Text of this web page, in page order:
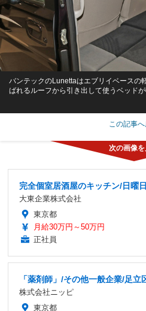
バンテックのLunettaはエブリイベースの
ばれるルーフから引き出して使うベッドが
この記事
完全個室居酒屋のキッチン/日曜
大東企業株式会社
東京都
月給30万円～50万円
正社員
「薬剤師」/その他一般企業/足
株式会社ニッピ
東京都